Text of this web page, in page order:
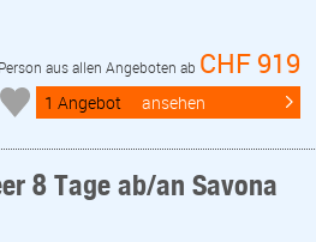
aus allen Angeboten ab CHF 919
1 Angebot ansehen
8 Tage ab/an Savona